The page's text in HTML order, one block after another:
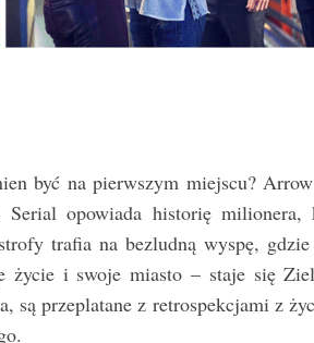
być na pierwszym miejscu?
Serial opowiada historię
trafia na bezludną wyspę,
życie i swoje miasto – staje się
są przeplatane z retrospekcjami z